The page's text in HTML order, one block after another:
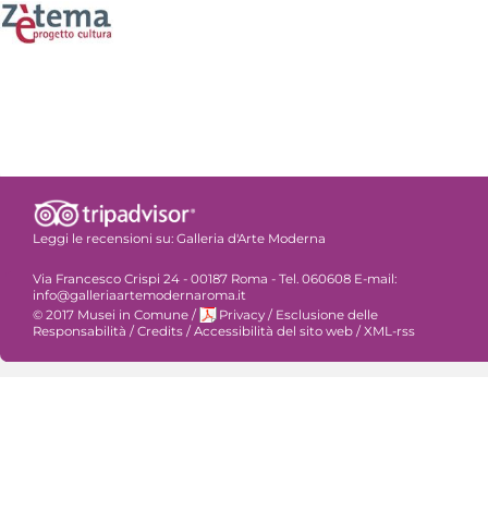
Leggi le recensioni su: Galleria d'Arte Moderna
Via Francesco Crispi 24 - 00187 Roma - Tel. 060608 E-mail:
info@galleriaartemodernaroma.it
© 2017 Musei in Comune / Privacy / Esclusione delle
Responsabilità /Credits /Accessibilità del sito web /XML-rss